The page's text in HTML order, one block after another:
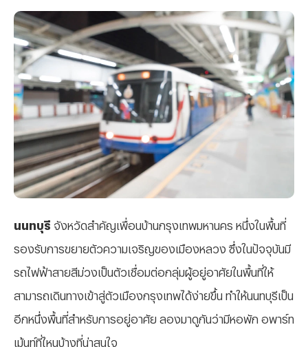
นนทบุรี จังหวัดสำคัญเพื่อนบ้านกรุงเทพมหานคร หนึ่งในพื้นที่
รองรับการขยายตัวความเจริญของเมืองหลวง ซึ่งในปัจจุบันมี
รถไฟฟ้าสายสีม่วงเป็นตัวเชื่อมต่อกลุ่มผู้อยู่อาศัยในพื้นที่ให้
สามารถเดินทางเข้าสู่ตัวเมืองกรุงเทพได้ง่ายขึ้น ทำให้นนทบุรีเป็น
อีกหนึ่งพื้นที่สำหรับการอยู่อาศัย ลองมาดูกันว่ามีหอพัก อพาร์ท
เม้นท์ที่ไหนบ้างที่น่าสนใจ